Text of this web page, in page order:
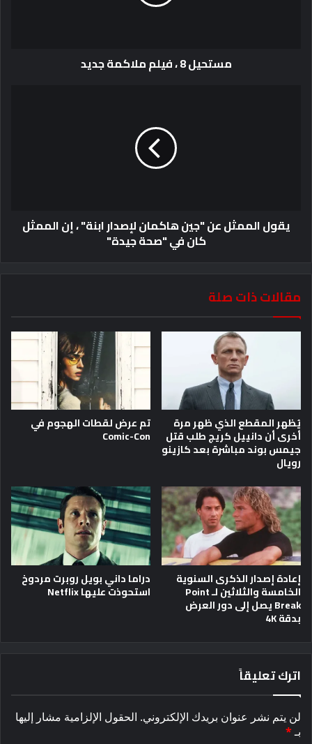
مستحيل 8 ، فيلم ملاكمة جديد
يقول الممثل عن "جين هاكمان لإصدار ابنة" ، إن الممثل
كان في "صحة جيدة"
مقالات ذات صلة
يُظهر المقطع الذي ظهر مرة
أخرى أن دانييل كريج طلب قتل
جيمس بوند مباشرة بعد كازينو
رويال
تم عرض لقطات الهجوم في
Comic-Con
إعادة إصدار الذكرى السنوية
الخامسة والثلاثين لـ Point
Break يصل إلى دور العرض
بدقة 4K
دراما داني بويل روبرت مردوخ
استحوذت عليها Netflix
اترك تعليقاً
لن يتم نشر عنوان بريدك الإلكتروني. الحقول الإلزامية مشار إليها
بـ*